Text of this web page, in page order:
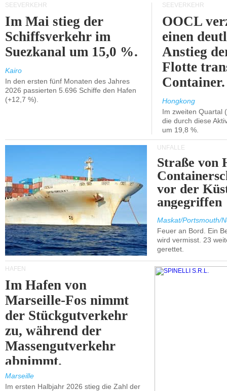
SEEVERKEHR
Im Mai stieg der
Schiffsverkehr im
Suezkanal um 15,0 %.
Kairo
In den ersten fünf Monaten des Jahres
2026 passierten 5.696 Schiffe den Hafen
(+12,7 %).
SEEVERKEHR
OOCL
einen
Anstieg
Flotte
Container.
Hongkong
Im zweiten Quartal
die durch diese
um 19,8 %.
UNFÄLLE
Straße von
vor der
angegriffen
Maskat/Portsmouth/
Feuer an Bord. Ein
wird vermisst. 23
gerettet.
HÄFEN
Im Hafen von
Marseille-Fos nimmt
der Stückgutverkehr
zu, während der
Massengutverkehr
abnimmt.
Marseille
Im ersten Halbjahr 2026 stieg die Zahl der